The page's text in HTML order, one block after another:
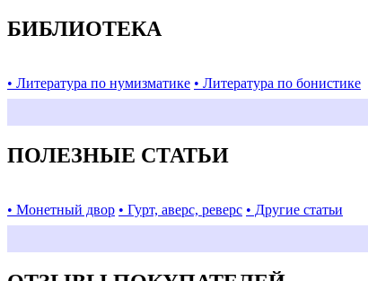
БИБЛИОТЕКА
• Литература по нумизматике • Литература по бонистике
ПОЛЕЗНЫЕ СТАТЬИ
• Монетный двор • Гурт, аверс, реверс • Другие статьи